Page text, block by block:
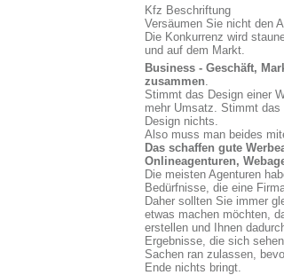
Kfz Beschriftung
Versäumen Sie nicht den
Die Konkurrenz wird
und auf dem Markt.
Business - Geschäft,
zusammen.
Stimmt das Design einer
mehr Umsatz. Stimmt
Design nichts.
Also muss man beides
Das schaffen gute
Onlineagenturen,
Die meisten Agenturen
Bedürfnisse, die eine
Daher sollten Sie immer
etwas machen möchten,
erstellen und Ihnen
Ergebnisse, die sich
Sachen ran zulassen,
Ende nichts bringt.